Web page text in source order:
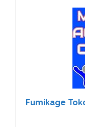
Fumikage